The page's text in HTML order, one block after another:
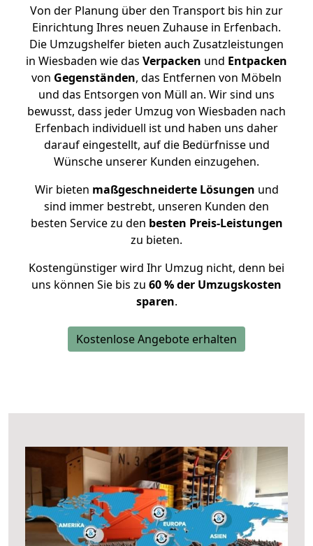
Von der Planung über den Transport bis hin zur
Einrichtung Ihres neuen Zuhause in Erfenbach.
Die Umzugshelfer bieten auch Zusatzleistungen
in Wiesbaden wie das Verpacken und Entpacken
von Gegenständen, das Entfernen von Möbeln
und das Entsorgen von Müll an. Wir sind uns
bewusst, dass jeder Umzug von Wiesbaden nach
Erfenbach individuell ist und haben uns daher
darauf eingestellt, auf die Bedürfnisse und
Wünsche unserer Kunden einzugehen.
Wir bieten maßgeschneiderte Lösungen und
sind immer bestrebt, unseren Kunden den
besten Service zu den besten Preis-Leistungen
zu bieten.
Kostengünstiger wird Ihr Umzug nicht, denn bei
uns können Sie bis zu 60 % der Umzugskosten
sparen.
Kostenlose Angebote erhalten